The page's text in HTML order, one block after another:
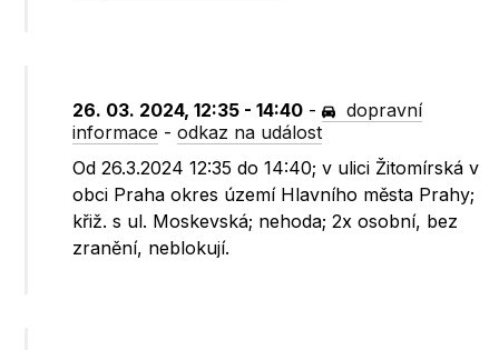
26. 03. 2024, 12:35 - 14:40 -
dopravní
informace -odkaz na událost
Od 26.3.2024 12:35 do 14:40; v ulici Žitomírská v
obci Praha okres území Hlavního města Prahy;
křiž. s ul. Moskevská; nehoda; 2x osobní, bez
zranění, neblokují.